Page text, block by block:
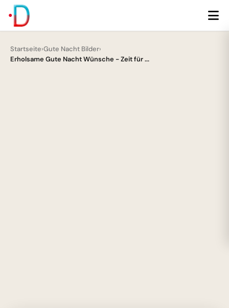
Startseite›Gute Nacht Bilder›
Erholsame Gute Nacht Wünsche - Zeit für ...